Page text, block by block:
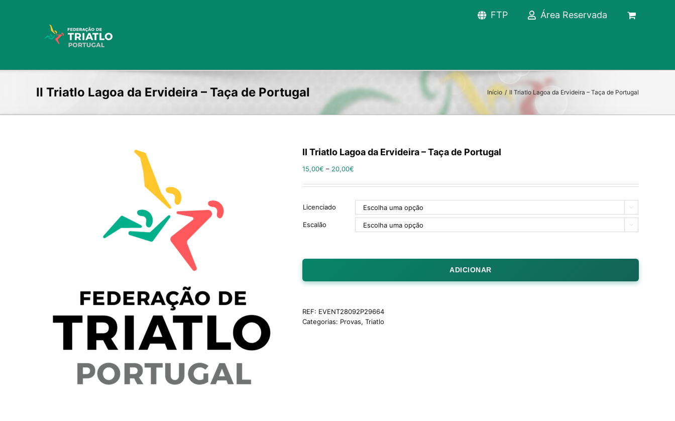
FTP Área Reservada
II Triatlo Lagoa da Ervideira – Taça de Portugal Início / II Triatlo Lagoa da Ervideira – Taça de Portugal
II Triatlo Lagoa da Ervideira – Taça de Portugal
15,00€ – 20,00€
Licenciado 
Escalão 
ADICIONAR
REF: EVENT28092P29664
Categorias: Provas, Triatlo